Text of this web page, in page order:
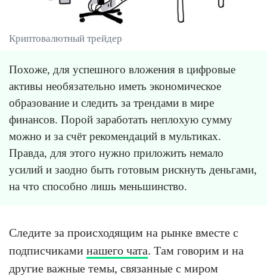
Криптовалютный трейдер
Похоже, для успешного вложения в цифровые
активы необязательно иметь экономическое
образование и следить за трендами в мире
финансов. Порой заработать неплохую сумму
можно и за счёт рекомендаций в мультиках.
Правда, для этого нужно приложить немало
усилий и заодно быть готовым рискнуть деньгами,
на что способно лишь меньшинство.
Следите за происходящим на рынке вместе с
подписчиками нашего чата. Там говорим и на
другие важные темы, связанные с миром